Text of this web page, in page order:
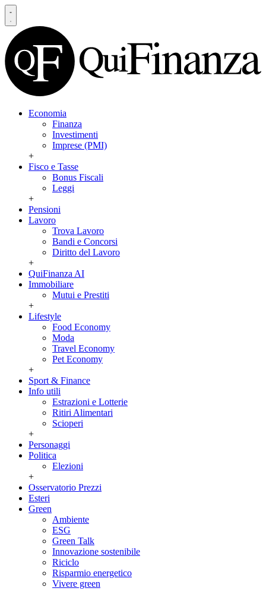
Economia
Finanza
Investimenti
Imprese (PMI)
+
Fisco e Tasse
Bonus Fiscali
Leggi
+
Pensioni
Lavoro
Trova Lavoro
Bandi e Concorsi
Diritto del Lavoro
+
QuiFinanza AI
Immobiliare
Mutui e Prestiti
+
Lifestyle
Food Economy
Moda
Travel Economy
Pet Economy
+
Sport & Finance
Info utili
Estrazioni e Lotterie
Ritiri Alimentari
Scioperi
+
Personaggi
Politica
Elezioni
+
Osservatorio Prezzi
Esteri
Green
Ambiente
ESG
Green Talk
Innovazione sostenibile
Riciclo
Risparmio energetico
Vivere green